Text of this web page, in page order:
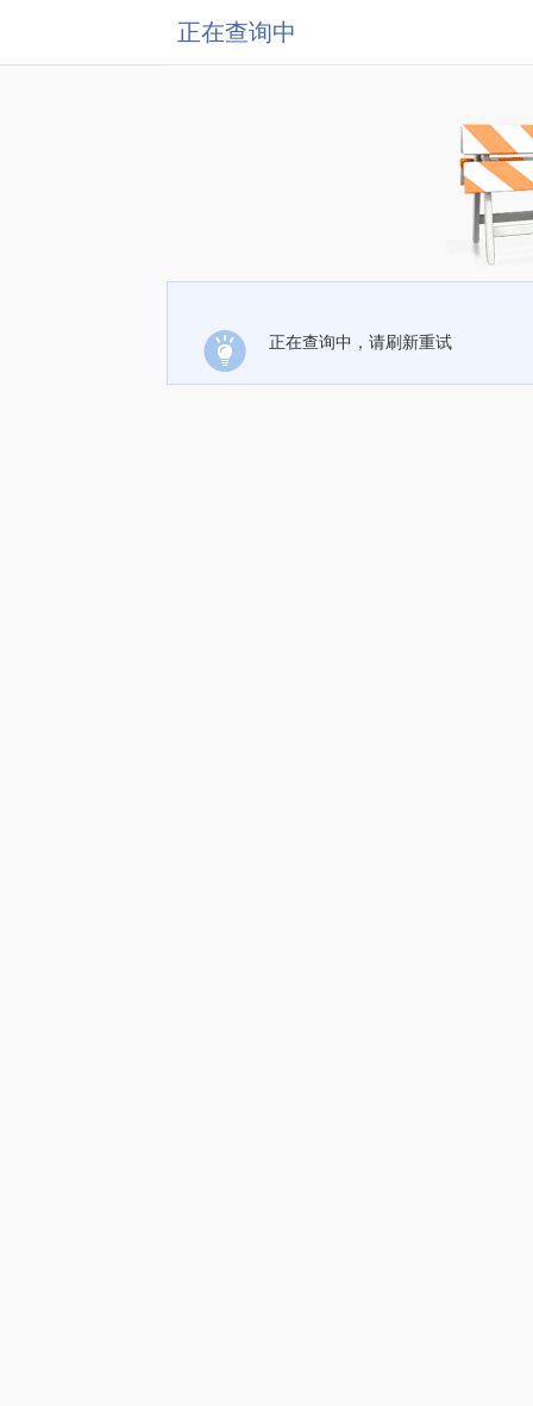
正在查询中
正在查询中，请刷新重试